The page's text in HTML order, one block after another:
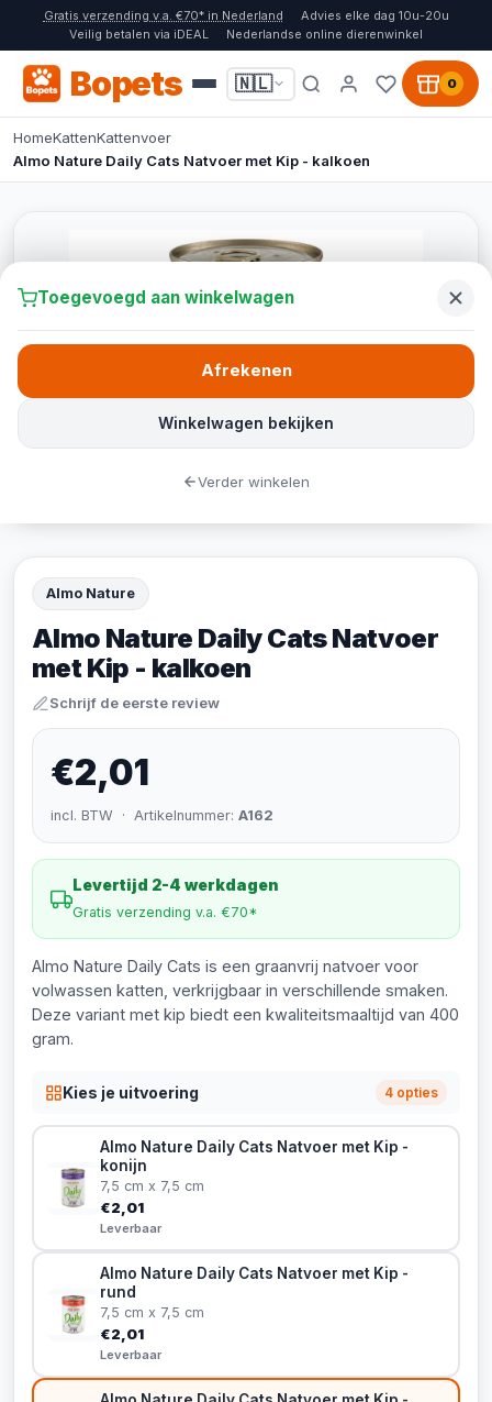
Gratis verzending v.a. €70* in Nederland
Advies elke dag 10u-20u
Veilig betalen via iDEAL
Nederlandse online dierenwinkel
Bopets 🇳🇱 0
HomeKattenKattenvoer
Almo Nature Daily Cats Natvoer met Kip - kalkoen
Almo Nature
Almo Nature Daily Cats Natvoer
met Kip - kalkoen
Schrijf de eerste review
€2,01
incl. BTW · Artikelnummer: A162
Levertijd 2-4 werkdagen
Gratis verzending v.a. €70*
Almo Nature Daily Cats is een graanvrij natvoer voor
volwassen katten, verkrijgbaar in verschillende smaken.
Deze variant met kip biedt een kwaliteitsmaaltijd van 400
gram.
Kies je uitvoering 4 opties
Almo Nature Daily Cats Natvoer met Kip -
konijn
7,5 cm x 7,5 cm
€2,01
Leverbaar
Almo Nature Daily Cats Natvoer met Kip -
rund
7,5 cm x 7,5 cm
€2,01
Leverbaar
Toegevoegd aan winkelwagen
Winkelwagen bekijken
Afrekenen
Verder winkelen